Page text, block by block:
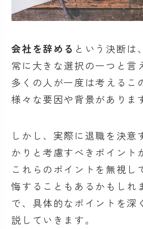
会社を辞める という決断は
常に大きな選択の一つと言
多くの人が一度は考えるこ
様々な要因や背景がありま
しかし、実際に退職を決意
かりと考慮すべきポイント
これらのポイントを無視し
悔することもあるかもしれ
で、具体的なポイントを深
説していきます。